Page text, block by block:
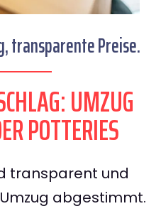
transparente Preise.
UMZUG
POTTERIES
transparent und
abgestimmt.